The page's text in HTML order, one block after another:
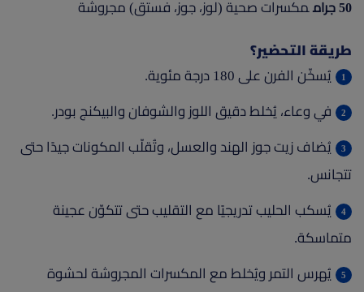
50 جرام مكسرات صحية (لوز، جوز، فستق) مجروشة
طريقة التحضير؟
يُسخّن الفرن على 180 درجة مئوية.
في وعاء، يُخلط دقيق اللوز والشوفان والبيكنج بودر.
يُضاف زيت جوز الهند والعسل، وتُقلّب المكونات جيدًا حتى
تتجانس.
يُسكب الحليب تدريجيًا مع التقليب حتى تتكوّن عجينة
متماسكة.
يُهرس التمر ويُخلط مع المكسرات المجروشة لحشوة